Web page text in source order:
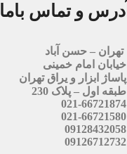
آدرس و تماس باما
تهران – حسن آباد
خیابان امام خمینی
پاساژ ابزار و یراق تهران
طبقه اول – پلاک 230
021-66721874
021-66721580
09128432058
09126712732